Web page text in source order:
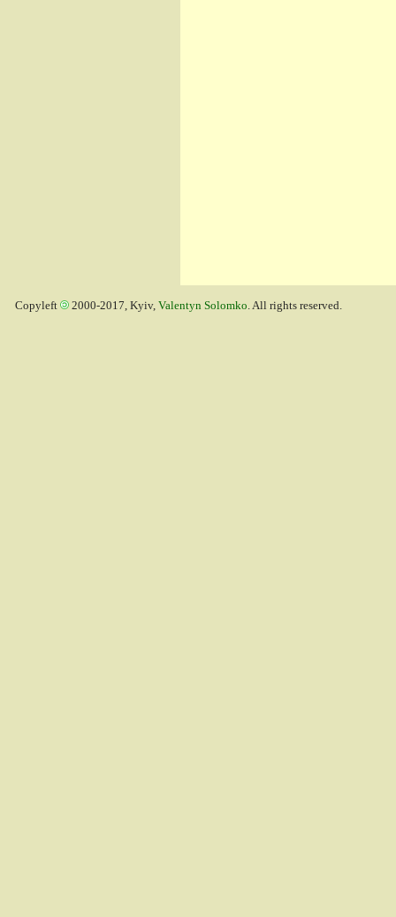
Copyleft 2000-2017, Kyiv, Valentyn Solomko. All rights reserved.